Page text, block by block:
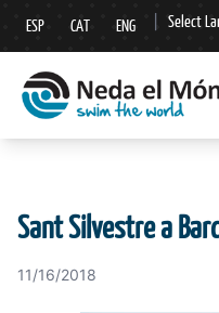
ESP CAT ENG Select
▼
Sant Silvestre a
11/16/2018